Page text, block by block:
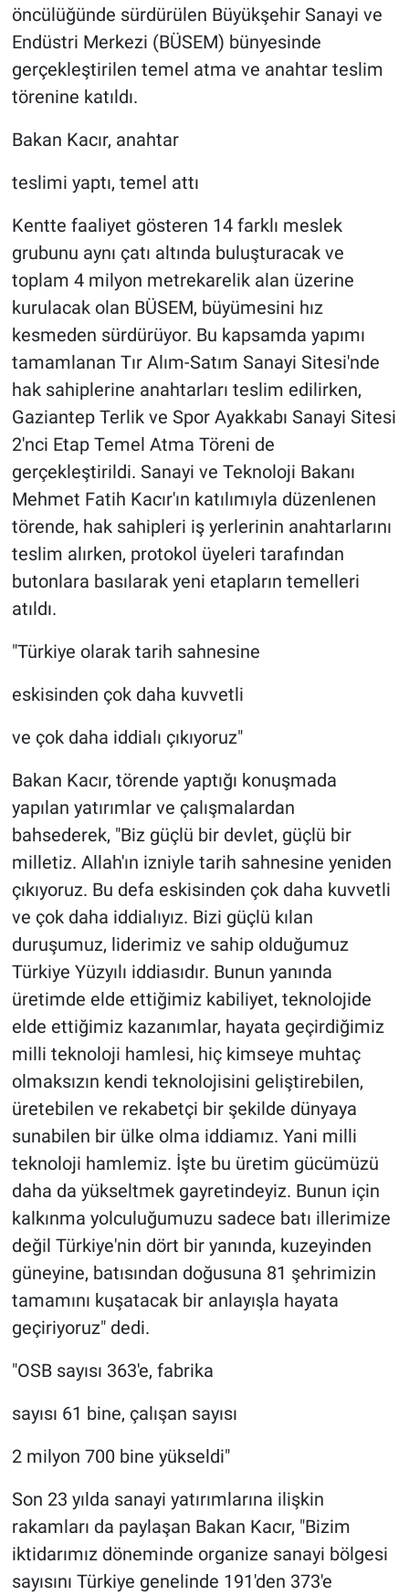
öncülüğünde sürdürülen Büyükşehir Sanayi ve
Endüstri Merkezi (BÜSEM) bünyesinde
gerçekleştirilen temel atma ve anahtar teslim
törenine katıldı.
Bakan Kacır, anahtar
teslimi yaptı, temel attı
Kentte faaliyet gösteren 14 farklı meslek
grubunu aynı çatı altında buluşturacak ve
toplam 4 milyon metrekarelik alan üzerine
kurulacak olan BÜSEM, büyümesini hız
kesmeden sürdürüyor. Bu kapsamda yapımı
tamamlanan Tır Alım-Satım Sanayi Sitesi'nde
hak sahiplerine anahtarları teslim edilirken,
Gaziantep Terlik ve Spor Ayakkabı Sanayi Sitesi
2'nci Etap Temel Atma Töreni de
gerçekleştirildi. Sanayi ve Teknoloji Bakanı
Mehmet Fatih Kacır'ın katılımıyla düzenlenen
törende, hak sahipleri iş yerlerinin anahtarlarını
teslim alırken, protokol üyeleri tarafından
butonlara basılarak yeni etapların temelleri
atıldı.
"Türkiye olarak tarih sahnesine
eskisinden çok daha kuvvetli
ve çok daha iddialı çıkıyoruz"
Bakan Kacır, törende yaptığı konuşmada
yapılan yatırımlar ve çalışmalardan
bahsederek, "Biz güçlü bir devlet, güçlü bir
milletiz. Allah'ın izniyle tarih sahnesine yeniden
çıkıyoruz. Bu defa eskisinden çok daha kuvvetli
ve çok daha iddialıyız. Bizi güçlü kılan
duruşumuz, liderimiz ve sahip olduğumuz
Türkiye Yüzyılı iddiasıdır. Bunun yanında
üretimde elde ettiğimiz kabiliyet, teknolojide
elde ettiğimiz kazanımlar, hayata geçirdiğimiz
milli teknoloji hamlesi, hiç kimseye muhtaç
olmaksızın kendi teknolojisini geliştirebilen,
üretebilen ve rekabetçi bir şekilde dünyaya
sunabilen bir ülke olma iddiamız. Yani milli
teknoloji hamlemiz. İşte bu üretim gücümüzü
daha da yükseltmek gayretindeyiz. Bunun için
kalkınma yolculuğumuzu sadece batı illerimize
değil Türkiye'nin dört bir yanında, kuzeyinden
güneyine, batısından doğusuna 81 şehrimizin
tamamını kuşatacak bir anlayışla hayata
geçiriyoruz" dedi.
"OSB sayısı 363'e, fabrika
sayısı 61 bine, çalışan sayısı
2 milyon 700 bine yükseldi"
Son 23 yılda sanayi yatırımlarına ilişkin
rakamları da paylaşan Bakan Kacır, "Bizim
iktidarımız döneminde organize sanayi bölgesi
sayısını Türkiye genelinde 191'den 373'e